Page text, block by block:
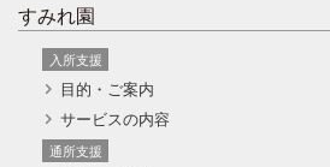
すみれ園
入所支援
目的・ご案内
サービスの内容
通所支援